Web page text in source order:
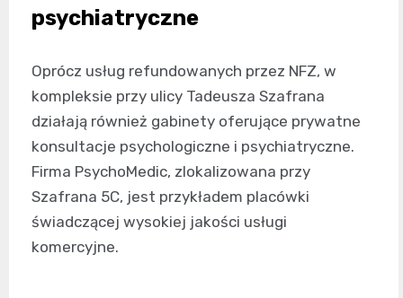
psychiatryczne
Oprócz usług refundowanych przez NFZ, w
kompleksie przy ulicy Tadeusza Szafrana
działają również gabinety oferujące prywatne
konsultacje psychologiczne i psychiatryczne.
Firma PsychoMedic, zlokalizowana przy
Szafrana 5C, jest przykładem placówki
świadczącej wysokiej jakości usługi
komercyjne.